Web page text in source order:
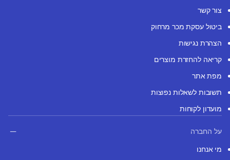
צור קשר
ביטול עסקת מכר מרחוק
הצהרת נגישות
קריאה להחזרת מוצרים
מפת אתר
תשובות לשאלות נפוצות
מועדון לקוחות
על החברה
מי אנחנו